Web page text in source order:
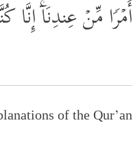
أَمۡرࣰا مِّنۡ عِندِنَاۤۚ إِنَّا
of the Qur’an: